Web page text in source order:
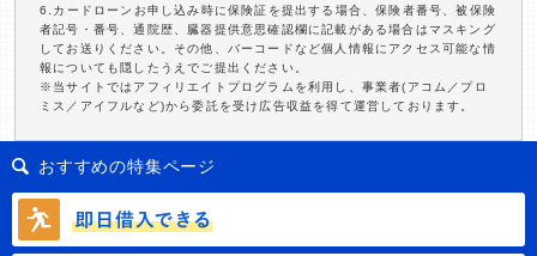
6.カードローンお申し込み時に保険証を提出する場合、保険者番号、被保険
者記号・番号、通院歴、臓器提供意思確認欄に記載がある場合はマスキング
してお送りください。その他、バーコードなど個人情報にアクセス可能な情
報についても隠したうえでご提出ください。
※当サイトではアフィリエイトプログラムを利用し、事業者(アコム／プロ
ミス／アイフルなど)から委託を受け広告収益を得て運営しております。
おすすめの特集ページ